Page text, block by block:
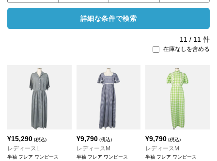
詳細な条件で検索
11 / 11 件
在庫なしを含める
¥15,290 (税込)
レディースL
半袖 フレア ワンピース
¥9,790(税込)
レディースM
半袖 フレア ワンピース
¥9,790 (税込)
レディースM
半袖 フレア ワンピース